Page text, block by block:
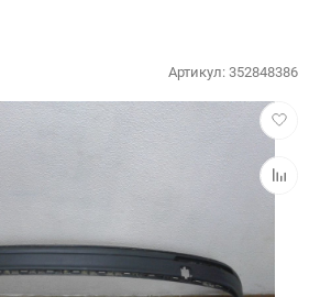
в
к
Артикул:352848386